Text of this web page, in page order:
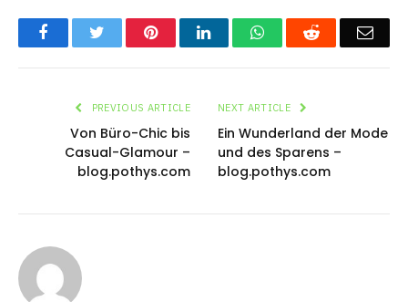
FacebookTwitter PinterestLinkedInWhatsAppReddit
PREVIOUS ARTICLE
Von Büro-Chic bis
Casual-Glamour –
blog.pothys.com
NEXT ARTICLE
Ein Wunderland der Mode
und des Sparens –
blog.pothys.com